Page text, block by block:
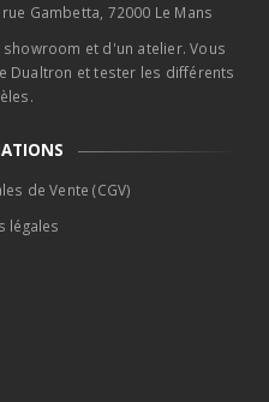
Gambetta, 72000 Le Mans
et d'un atelier. Vous
Dualtron et tester les différents
de Vente (CGV)
légales